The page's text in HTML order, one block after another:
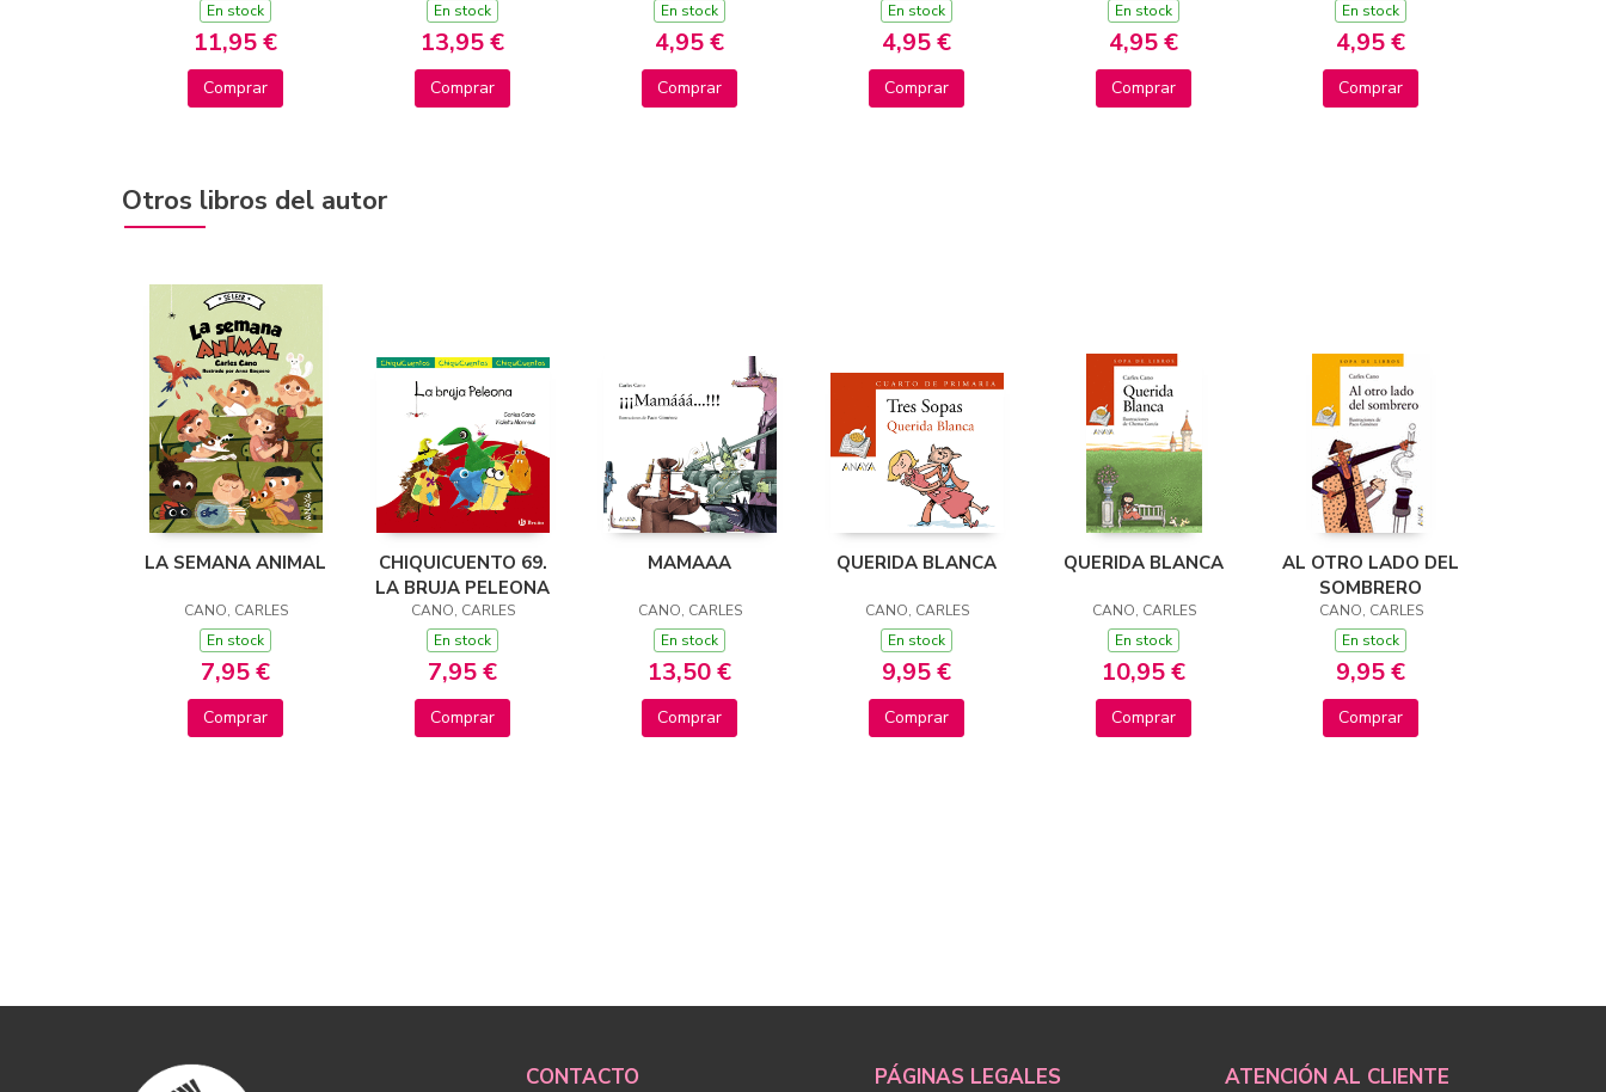
En stock
11,95 €
Comprar
En stock
13,95 €
Comprar
En stock
4,95 €
Comprar
En stock
4,95 €
Comprar
En stock
4,95 €
Comprar
En stock
4,95 €
Comprar
Otros libros del autor
LA SEMANA ANIMAL
CANO, CARLES
En stock
7,95 €
Comprar
CHIQUICUENTO 69.
LA BRUJA PELEONA
CANO, CARLES
En stock
7,95 €
Comprar
MAMAAA
CANO, CARLES
En stock
13,50 €
Comprar
QUERIDA BLANCA
CANO, CARLES
En stock
9,95 €
Comprar
QUERIDA BLANCA
CANO, CARLES
En stock
10,95 €
Comprar
AL OTRO LADO DEL
SOMBRERO
CANO, CARLES
En stock
9,95 €
Comprar
CONTACTO PÁGINAS LEGALES ATENCIÓN AL CLIENTE